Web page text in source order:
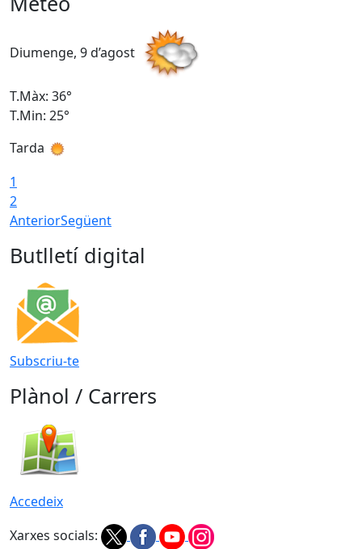
Diumenge, 9 d’agost
T.Màx: 36°
T.Min: 25°
Tarda
1
2
AnteriorSegüent
Butlletí digital
Subscriu-te
Plànol / Carrers
Accedeix
Xarxes socials: